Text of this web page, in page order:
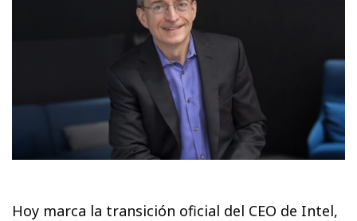
Hoy marca la transición oficial del CEO de Intel,